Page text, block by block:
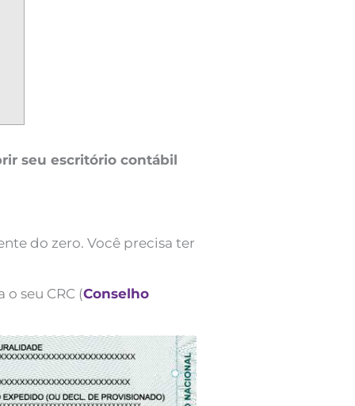
seu escritório contábil
do zero. Você precisa ter
seu CRC (Conselho